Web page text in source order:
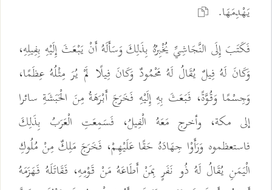
يَهْدِمَهَا.
فَكَتَبَ إِلَى النَّجَاشِيِّ يُخْبِرُهُ بِذَلِكَ وَسَأَلَهُ أَنْ يَبْعَثَ إِلَيْهِ بِفِيلِهِ،
وَكَانَ لَهُ فِيلٌ يُقَالُ لَهُ مَحْمُودٌ وَكَانَ فِيلًا لَمْ يُرَ مِثْلُهُ عِظَمًا،
وَجِسْمًا وَقُوَّةً، فَبَعَثَ بِهِ إِلَيْهِ فَخَرَجَ أَبْرَهَةُ مِنَ الْحَبَشَةِ سائرا
إلى مكة، وأخرج مَعَهُ الْفِيلُ، فَسَمِعَتِ الْعَرَبُ بِذَلِكَ
فاستعظموه وَرَأَوْا جِهَادَهُ حَقًا عَلَيْهِمْ، فَخَرَجَ مَلِكٌ مِنْ مُلُوكِ
الْيَمَنِ يُقَالُ لَهُ ذُو نَفَرٍ بِمَنْ أَطَاعَهُ مَنْ قَوْمِهِ، فَقَاتَلَهُ فَهَزَمَهُ